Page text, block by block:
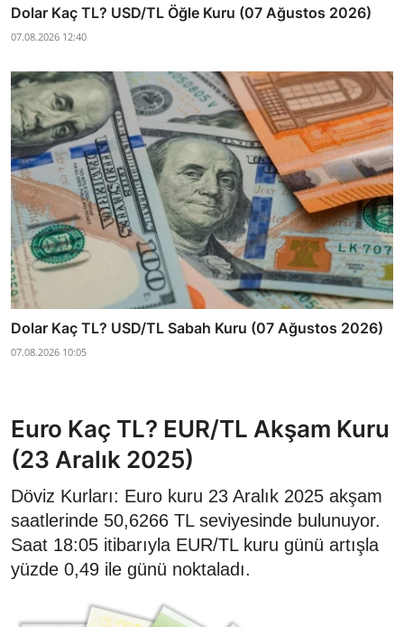
Dolar Kaç TL? USD/TL Öğle Kuru (07 Ağustos 2026)
07.08.2026 12:40
Dolar Kaç TL? USD/TL Sabah Kuru (07 Ağustos 2026)
07.08.2026 10:05
Euro Kaç TL? EUR/TL Akşam Kuru
(23 Aralık 2025)
Döviz Kurları: Euro kuru 23 Aralık 2025 akşam
saatlerinde 50,6266 TL seviyesinde bulunuyor.
Saat 18:05 itibarıyla EUR/TL kuru günü artışla
yüzde 0,49 ile günü noktaladı.